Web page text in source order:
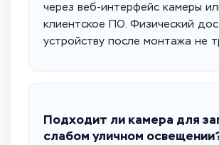
через веб-интерфейс камеры
клиентское ПО. Физический
устройству после монтажа не
Подходит ли камера для
слабом уличном